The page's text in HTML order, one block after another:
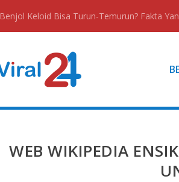
Benjol Keloid Bisa Turun-Temurun? Fakta
WEB WIKIPEDIA